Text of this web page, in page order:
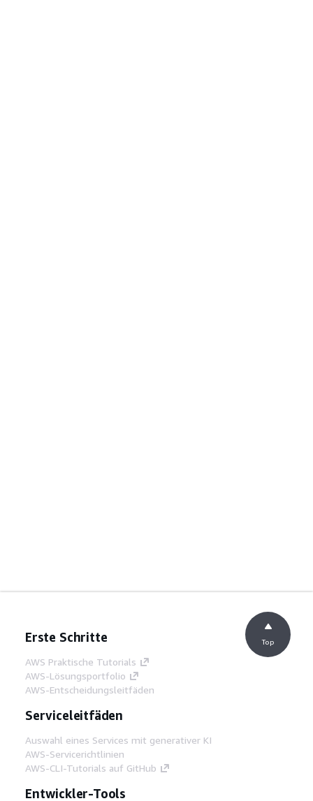
Erste Schritte
AWS Praktische Tutorials
AWS-Lösungsportfolio
AWS-Entscheidungsleitfäden
Serviceleitfäden
Auswahl eines Services mit generativer KI
AWS-Servicerichtlinien
AWS-CLI-Tutorials auf GitHub
Entwickler-Tools
Top